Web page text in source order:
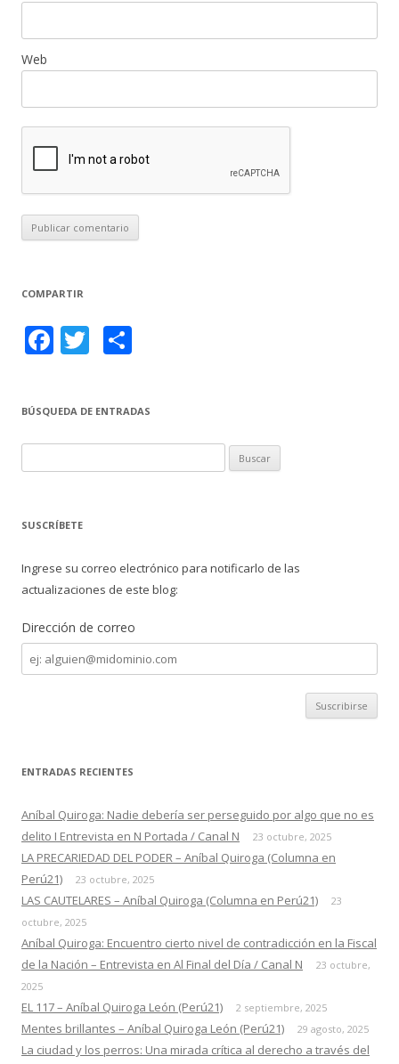
Web
COMPARTIR
F
b
o
o
k
T
er p
ar
ti
BÚSQUEDA DE ENTRADAS
u
c
r
SUSCRÍBETE
Ingrese su correo electrónico para notificarlo de las
actualizaciones de este blog:
Dirección de correo
Dirección
de
correo
ENTRADAS RECIENTES
Aníbal Quiroga: Nadie debería ser perseguido por algo que no es
delito I Entrevista en N Portada / Canal N
23 octubre, 2025
LA PRECARIEDAD DEL PODER – Aníbal Quiroga (Columna en
Perú21)
23 octubre, 2025
LAS CAUTELARES – Aníbal Quiroga (Columna en Perú21)
23
octubre, 2025
Aníbal Quiroga: Encuentro cierto nivel de contradicción en la Fiscal
de la Nación – Entrevista en Al Final del Día / Canal N
23 octubre,
2025
EL 117 – Aníbal Quiroga León (Perú21) 2 septiembre, 2025
Mentes brillantes – Aníbal Quiroga León (Perú21) 29 agosto, 2025
La ciudad y los perros: Una mirada crítica al derecho a través del